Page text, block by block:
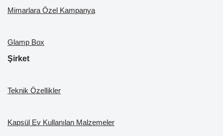
Mimarlara Özel Kampanya
Glamp Box
Şirket
Teknik Özellikler
Kapsül Ev Kullanılan Malzemeler